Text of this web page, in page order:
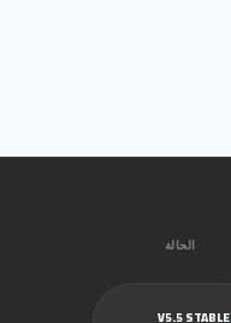
الحالة
V5.5 STABLE